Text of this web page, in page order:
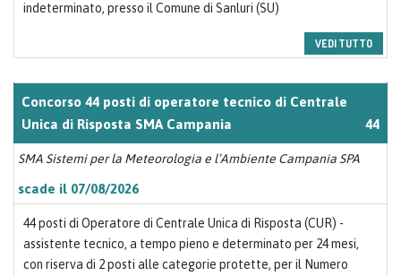
indeterminato, presso il Comune di Sanluri (SU)
VEDI TUTTO
Concorso 44 posti di operatore tecnico di Centrale
Unica di Risposta SMA Campania
44
SMA Sistemi per la Meteorologia e l’Ambiente Campania SPA
scade il 07/08/2026
44 posti di Operatore di Centrale Unica di Risposta (CUR) -
assistente tecnico, a tempo pieno e determinato per 24 mesi,
con riserva di 2 posti alle categorie protette, per il Numero